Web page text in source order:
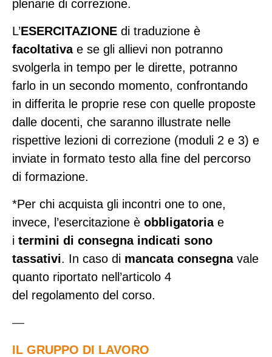
plenarie di correzione.
L’ESERCITAZIONE di traduzione è
facoltativae se gli allievi non potranno
svolgerla in tempo per le dirette, potranno
farlo in un secondo momento, confrontando
in differita le proprie rese con quelle proposte
dalle docenti, che saranno illustrate nelle
rispettive lezioni di correzione (moduli 2 e 3) e
inviate in formato testo alla fine del percorso
di formazione.
*Per chi acquista gli incontri one to one,
invece, l’esercitazione è obbligatoriae
i termini di consegna indicati sono
tassativi. In caso di mancata consegnavale
quanto riportato nell’articolo 4
del regolamento del corso.
—
IL GRUPPO DI LAVORO